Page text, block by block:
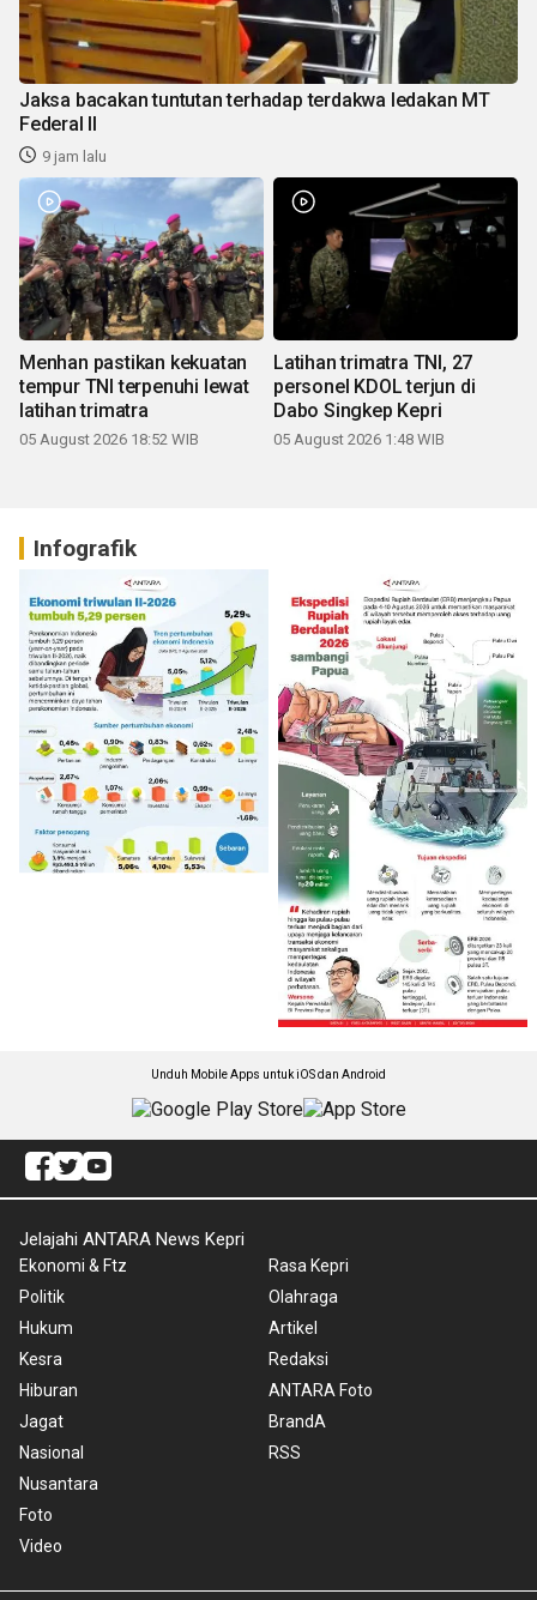
Jaksa bacakan tuntutan terhadap terdakwa ledakan MT
Federal II
9 jam lalu
Menhan pastikan kekuatan
tempur TNI terpenuhi lewat
latihan trimatra
05 August 2026 18:52 WIB
Latihan trimatra TNI, 27
personel KDOL terjun di
Dabo Singkep Kepri
05 August 2026 1:48 WIB
Infografik
Unduh Mobile Apps untuk iOS dan Android
Jelajahi ANTARA News Kepri
Ekonomi & Ftz
Politik
Hukum
Kesra
Hiburan
Jagat
Nasional
Nusantara
Foto
Video
Rasa Kepri
Olahraga
Artikel
Redaksi
ANTARA Foto
BrandA
RSS